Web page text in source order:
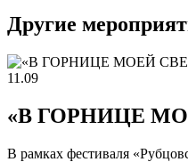
Другие
11.09
«В ГОРНИЦЕ
В рамках фестиваля